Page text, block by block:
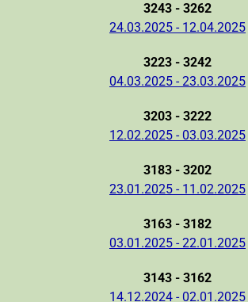
3243 - 3262
24.03.2025 - 12.04.2025
3223 - 3242
04.03.2025 - 23.03.2025
3203 - 3222
12.02.2025 - 03.03.2025
3183 - 3202
23.01.2025 - 11.02.2025
3163 - 3182
03.01.2025 - 22.01.2025
3143 - 3162
14.12.2024 - 02.01.2025